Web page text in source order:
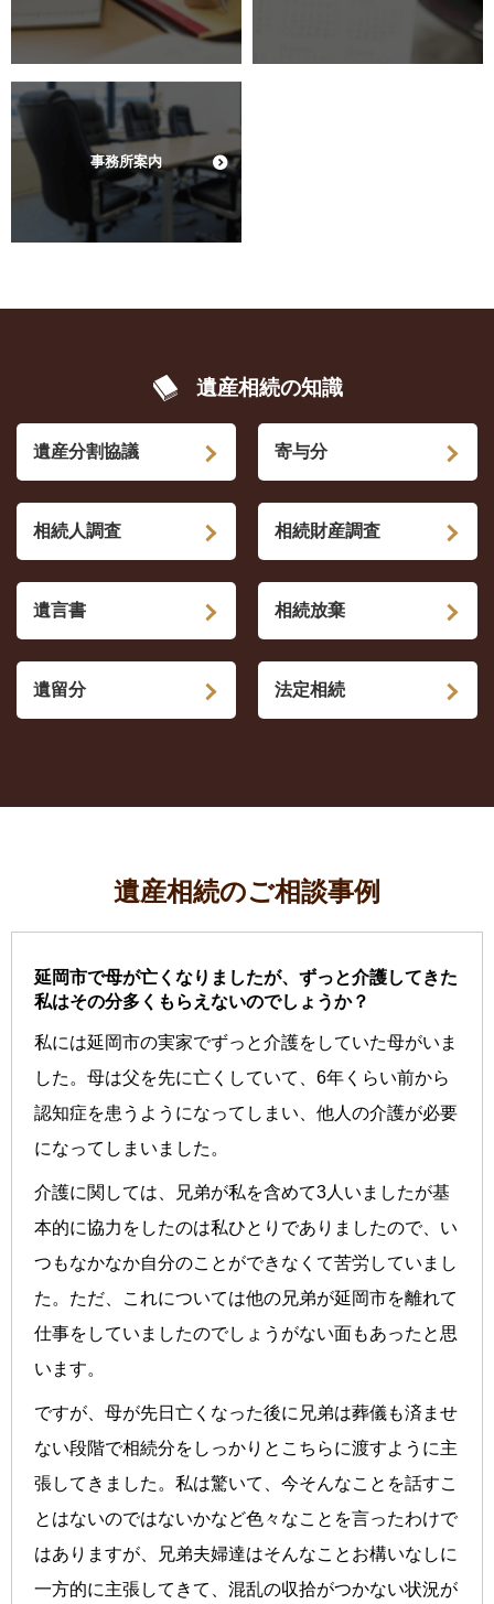
事務所案内
遺産相続の知識
遺産分割協議 寄与分
相続人調査 相続財産調査
遺言書 相続放棄
遺留分 法定相続
遺産相続のご相談事例
延岡市で母が亡くなりましたが、ずっと介護してきた
私はその分多くもらえないのでしょうか？
私には延岡市の実家でずっと介護をしていた母がいま
した。母は父を先に亡くしていて、6年くらい前から
認知症を患うようになってしまい、他人の介護が必要
になってしまいました。
介護に関しては、兄弟が私を含めて3人いましたが基
本的に協力をしたのは私ひとりでありましたので、い
つもなかなか自分のことができなくて苦労していまし
た。ただ、これについては他の兄弟が延岡市を離れて
仕事をしていましたのでしょうがない面もあったと思
います。
ですが、母が先日亡くなった後に兄弟は葬儀も済ませ
ない段階で相続分をしっかりとこちらに渡すように主
張してきました。私は驚いて、今そんなことを話すこ
とはないのではないかなど色々なことを言ったわけで
はありますが、兄弟夫婦達はそんなことお構いなしに
一方的に主張してきて、混乱の収拾がつかない状況が